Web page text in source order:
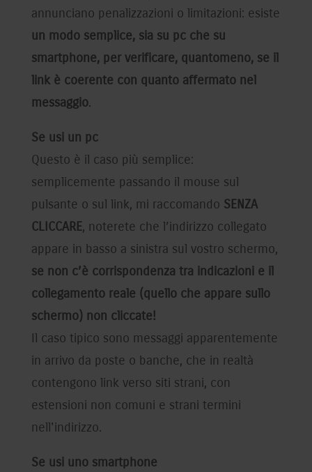
annunciano penalizzazioni o limitazioni: esiste
un modo semplice, sia su pc che su
smartphone, per verificare, quantomeno, se il
link è coerente con quanto affermato nel
messaggio.
Se usi un pc
Questo è il caso più semplice:
semplicemente passando il mouse sul
pulsante o sul link, mi raccomando SENZA
CLICCARE, noterete che l’indirizzo collegato
appare in basso a sinistra sul vostro schermo,
se non c’è corrispondenza tra indicazioni e il
collegamento reale (quello che appare sullo
schermo) non cliccate!
Il caso tipico sono messaggi apparentemente
in arrivo da poste o banche, che in realtà
contengono link verso siti strani, con
estensioni non comuni e strani termini
nell'indirizzo.
Se usi uno smartphone